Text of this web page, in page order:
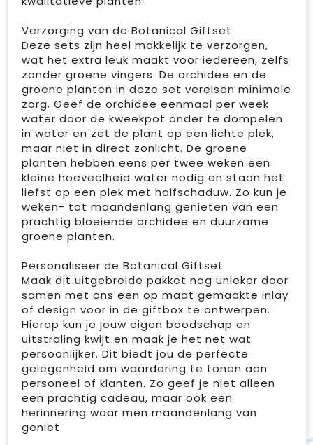
Verzorging van de Botanical Giftset
Deze sets zijn heel makkelijk te verzorgen,
wat het extra leuk maakt voor iedereen, zelfs
zonder groene vingers. De orchidee en de
groene planten in deze set vereisen minimale
zorg. Geef de orchidee eenmaal per week
water door de kweekpot onder te dompelen
in water en zet de plant op een lichte plek,
maar niet in direct zonlicht. De groene
planten hebben eens per twee weken een
kleine hoeveelheid water nodig en staan het
liefst op een plek met halfschaduw. Zo kun je
weken- tot maandenlang genieten van een
prachtig bloeiende orchidee en duurzame
groene planten.
Personaliseer de Botanical Giftset
Maak dit uitgebreide pakket nog unieker door
samen met ons een op maat gemaakte inlay
of design voor in de giftbox te ontwerpen.
Hierop kun je jouw eigen boodschap en
uitstraling kwijt en maak je het net wat
persoonlijker. Dit biedt jou de perfecte
gelegenheid om waardering te tonen aan
personeel of klanten. Zo geef je niet alleen
een prachtig cadeau, maar ook een
herinnering waar men maandenlang van
geniet.